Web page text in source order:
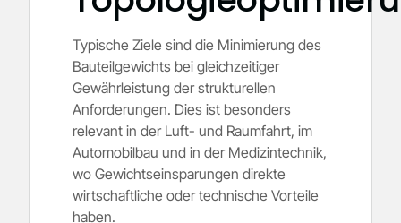
Typische Ziele sind die Minimierung des
Bauteilgewichts bei gleichzeitiger
Gewährleistung der strukturellen
Anforderungen. Dies ist besonders
relevant in der Luft- und Raumfahrt, im
Automobilbau und in der Medizintechnik,
wo Gewichtseinsparungen direkte
wirtschaftliche oder technische Vorteile
haben.